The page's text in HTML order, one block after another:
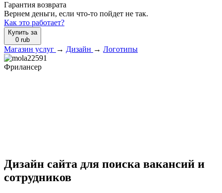
Гарантия возврата
Вернем деньги, если что-то пойдет не так.
Как это работает?
Купить за
0 rub
Магазин услуг → Дизайн → Логотипы
Фрилансер
Дизайн сайта для поиска вакансий и
сотрудников